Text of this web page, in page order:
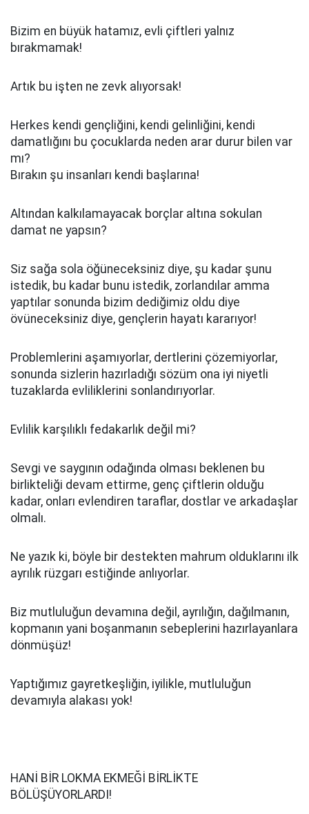
Bizim en büyük hatamız, evli çiftleri yalnız
bırakmamak!
Artık bu işten ne zevk alıyorsak!
Herkes kendi gençliğini, kendi gelinliğini, kendi
damatlığını bu çocuklarda neden arar durur bilen var
mı?
Bırakın şu insanları kendi başlarına!
Altından kalkılamayacak borçlar altına sokulan
damat ne yapsın?
Siz sağa sola öğüneceksiniz diye, şu kadar şunu
istedik, bu kadar bunu istedik, zorlandılar amma
yaptılar sonunda bizim dediğimiz oldu diye
övüneceksiniz diye, gençlerin hayatı kararıyor!
Problemlerini aşamıyorlar, dertlerini çözemiyorlar,
sonunda sizlerin hazırladığı sözüm ona iyi niyetli
tuzaklarda evliliklerini sonlandırıyorlar.
Evlilik karşılıklı fedakarlık değil mi?
Sevgi ve saygının odağında olması beklenen bu
birlikteliği devam ettirme, genç çiftlerin olduğu
kadar, onları evlendiren taraflar, dostlar ve arkadaşlar
olmalı.
Ne yazık ki, böyle bir destekten mahrum olduklarını ilk
ayrılık rüzgarı estiğinde anlıyorlar.
Biz mutluluğun devamına değil, ayrılığın, dağılmanın,
kopmanın yani boşanmanın sebeplerini hazırlayanlara
dönmüşüz!
Yaptığımız gayretkeşliğin, iyilikle, mutluluğun
devamıyla alakası yok!
HANİ BİR LOKMA EKMEĞİ BİRLİKTE
BÖLÜŞÜYORLARDI!